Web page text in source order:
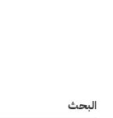
البحث